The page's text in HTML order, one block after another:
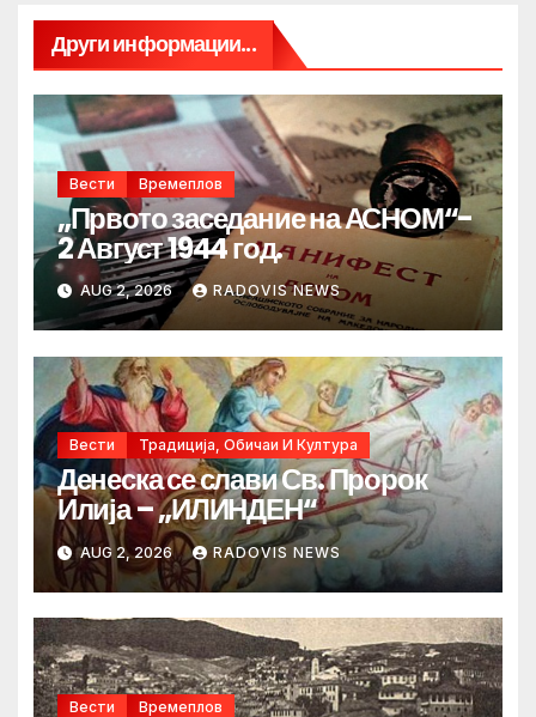
Други информации...
Вести Времеплов
„Првото заседание на АСНОМ“-
2 Август 1944 год.
AUG 2, 2026 RADOVIS NEWS
Вести Традиција, Обичаи И Култура
Денеска се слави Св. Пророк
Илија – „ИЛИНДЕН“
AUG 2, 2026 RADOVIS NEWS
Вести Времеплов